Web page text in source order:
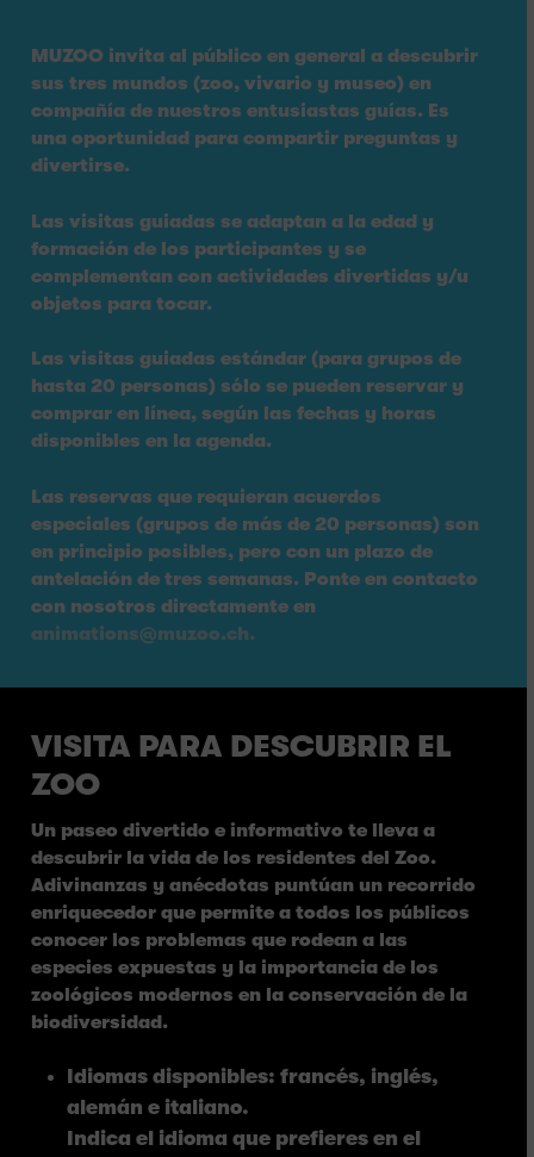
MUZOO invita al público en general a descubrir
sus tres mundos (zoo, vivario y museo) en
compañía de nuestros entusiastas guías. Es
una oportunidad para compartir preguntas y
divertirse.
Las visitas guiadas se adaptan a la edad y
formación de los participantes y se
complementan con actividades divertidas y/u
objetos para tocar.
Las visitas guiadas estándar (para grupos de
hasta 20 personas) sólo se pueden reservar y
comprar en línea, según las fechas y horas
disponibles en la agenda.
Las reservas que requieran acuerdos
especiales (grupos de más de 20 personas) son
en principio posibles, pero con un plazo de
antelación de tres semanas. Ponte en contacto
con nosotros directamente en
animations@muzoo.ch.
VISITA PARA DESCUBRIR EL
ZOO
Un paseo divertido e informativo te lleva a
descubrir la vida de los residentes del Zoo.
Adivinanzas y anécdotas puntúan un recorrido
enriquecedor que permite a todos los públicos
conocer los problemas que rodean a las
especies expuestas y la importancia de los
zoológicos modernos en la conservación de la
biodiversidad.
Idiomas disponibles: francés, inglés,
alemán e italiano.
Indica el idioma que prefieres en el